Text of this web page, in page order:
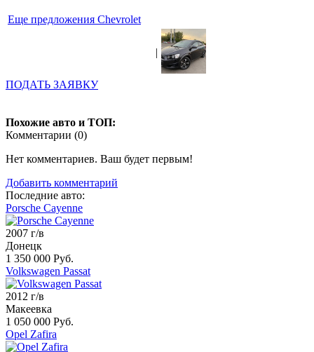
Еще предложения Chevrolet
|
ПОДАТЬ ЗАЯВКУ
Похожие авто и ТОП:
Комментарии (0)
Нет комментариев. Ваш будет первым!
Добавить комментарий
Последние авто:
Porsche Cayenne
2007 г/в
Донецк
1 350 000 Руб.
Volkswagen Passat
2012 г/в
Макеевка
1 050 000 Руб.
Opel Zafira